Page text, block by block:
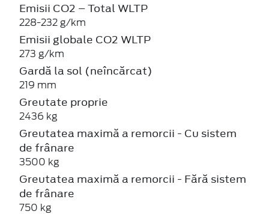
Emisii CO2 – Total WLTP
228-232 g/km
Emisii globale CO2 WLTP
273 g/km
Gardă la sol (neîncărcat)
219 mm
Greutate proprie
2436 kg
Greutatea maximă a remorcii - Cu sistem
de frânare
3500 kg
Greutatea maximă a remorcii - Fără sistem
de frânare
750 kg